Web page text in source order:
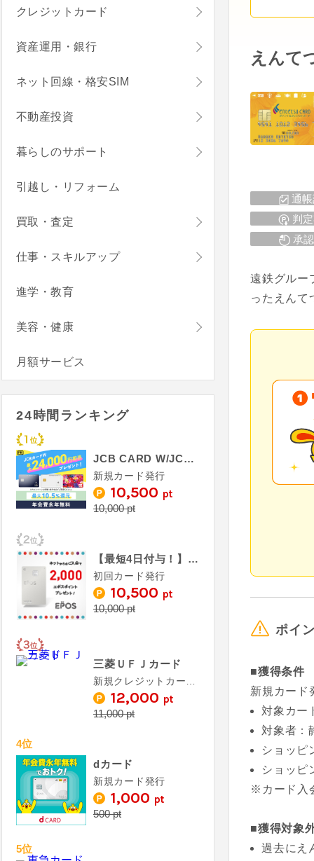
えんて
通
判
承
遠鉄グルー
ったえんて
ポイ
■獲得条件
新規カード
対象カー
対象者：
ショッピ
ショッピ
※カード入
■獲得対象
過去にえ
クレジットカード
資産運用・銀行
ネット回線・格安SIM
不動産投資
暮らしのサポート
引越し・リフォーム
買取・査定
仕事・スキルアップ
進学・教育
美容・健康
月額サービス
24時間ランキング
JCB CARD W/JCB CARD W plus L
新規カード発行
10,500 pt
10,000 pt
【最短4日付与！】エポスカード
初回カード発行
10,500 pt
10,000 pt
三菱ＵＦＪカード
新規クレジットカード発行完了（カード受取必須）
12,000 pt
11,000 pt
4位
dカード
新規カード発行
1,000 pt
500 pt
5位